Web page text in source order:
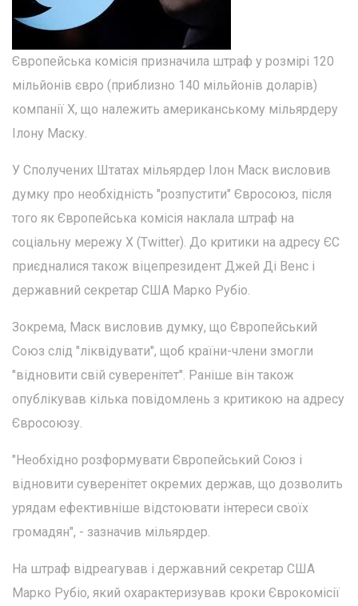
Європейська комісія призначила штраф у розмірі 120
мільйонів євро (приблизно 140 мільйонів доларів)
компанії X, що належить американському мільярдеру
Ілону Маску.
У Сполучених Штатах мільярдер Ілон Маск висловив
думку про необхідність "розпустити" Євросоюз, після
того як Європейська комісія наклала штраф на
соціальну мережу X (Twitter). До критики на адресу ЄС
приєдналися також віцепрезидент Джей Ді Венс і
державний секретар США Марко Рубіо.
Зокрема, Маск висловив думку, що Європейський
Союз слід "ліквідувати", щоб країни-члени змогли
"відновити свій суверенітет". Раніше він також
опублікував кілька повідомлень з критикою на адресу
Євросоюзу.
"Необхідно розформувати Європейський Союз і
відновити суверенітет окремих держав, що дозволить
урядам ефективніше відстоювати інтереси своїх
громадян", - зазначив мільярдер.
На штраф відреагував і державний секретар США
Марко Рубіо, який охарактеризував кроки Єврокомісії